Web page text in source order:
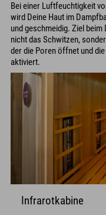
Bei einer Luftfeuchtigkeit
wird Deine Haut im
und geschmeidig. Ziel beim
nicht das Schwitzen,
der die Poren öffnet und
aktiviert.
Infrarotkabine